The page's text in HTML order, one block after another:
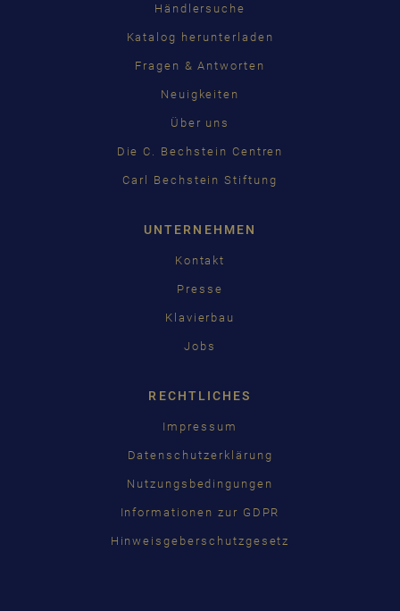
Händlersuche
Katalog herunterladen
Fragen & Antworten
Neuigkeiten
Über uns
Die C. Bechstein Centren
Carl Bechstein Stiftung
UNTERNEHMEN
Kontakt
Presse
Klavierbau
Jobs
RECHTLICHES
Impressum
Datenschutzerklärung
Nutzungsbedingungen
Informationen zur GDPR
Hinweisgeberschutzgesetz